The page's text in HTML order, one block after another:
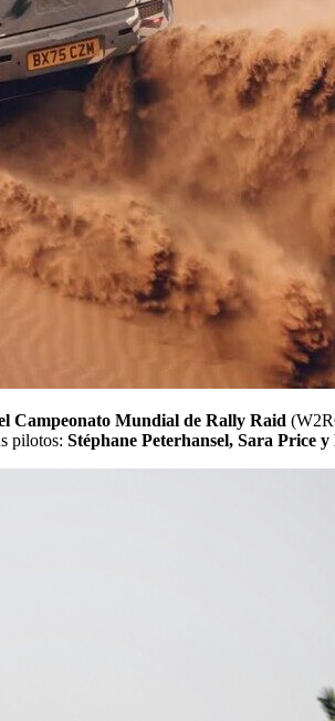
Campeonato Mundial de Rally Raid
pilotos: Stéphane Peterhansel, Sara Price